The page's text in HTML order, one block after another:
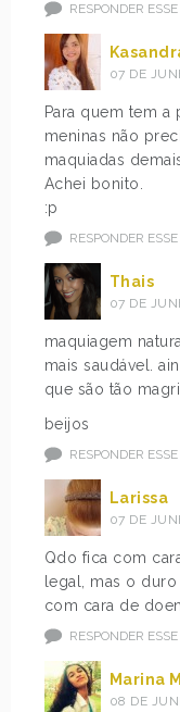
RESPONDER
07 DE
Para quem tem
meninas não
maquiadas
Achei bonito.
:p
RESPONDER
Thais
07 DE
maquiagem
mais saudável.
que são tão
beijos
RESPONDER
Larissa
07 DE
Qdo fica com
legal, mas o
com cara de
RESPONDER
Marina
08 DE